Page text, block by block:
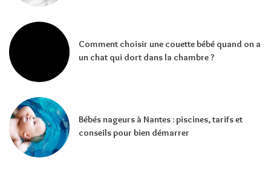
Comment choisir une couette bébé quand on a
un chat qui dort dans la chambre ?
Bébés nageurs à Nantes : piscines, tarifs et
conseils pour bien démarrer